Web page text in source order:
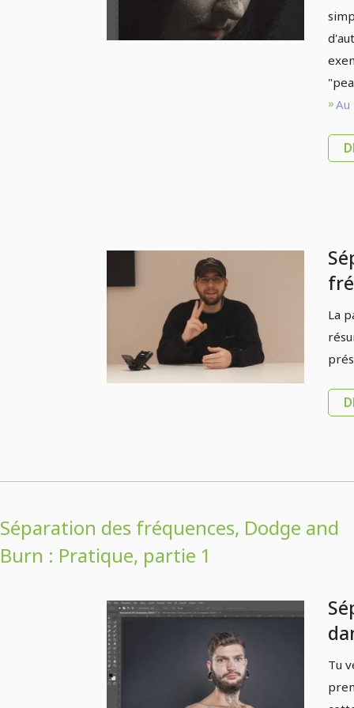
La
Séparation des fréquences, Dodge and
Burn : Pratique, partie 1
Tu